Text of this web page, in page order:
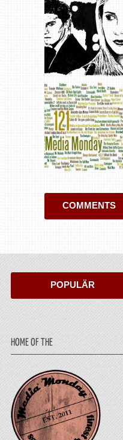
COMMENTS
POPULÄR
HOME OF THE